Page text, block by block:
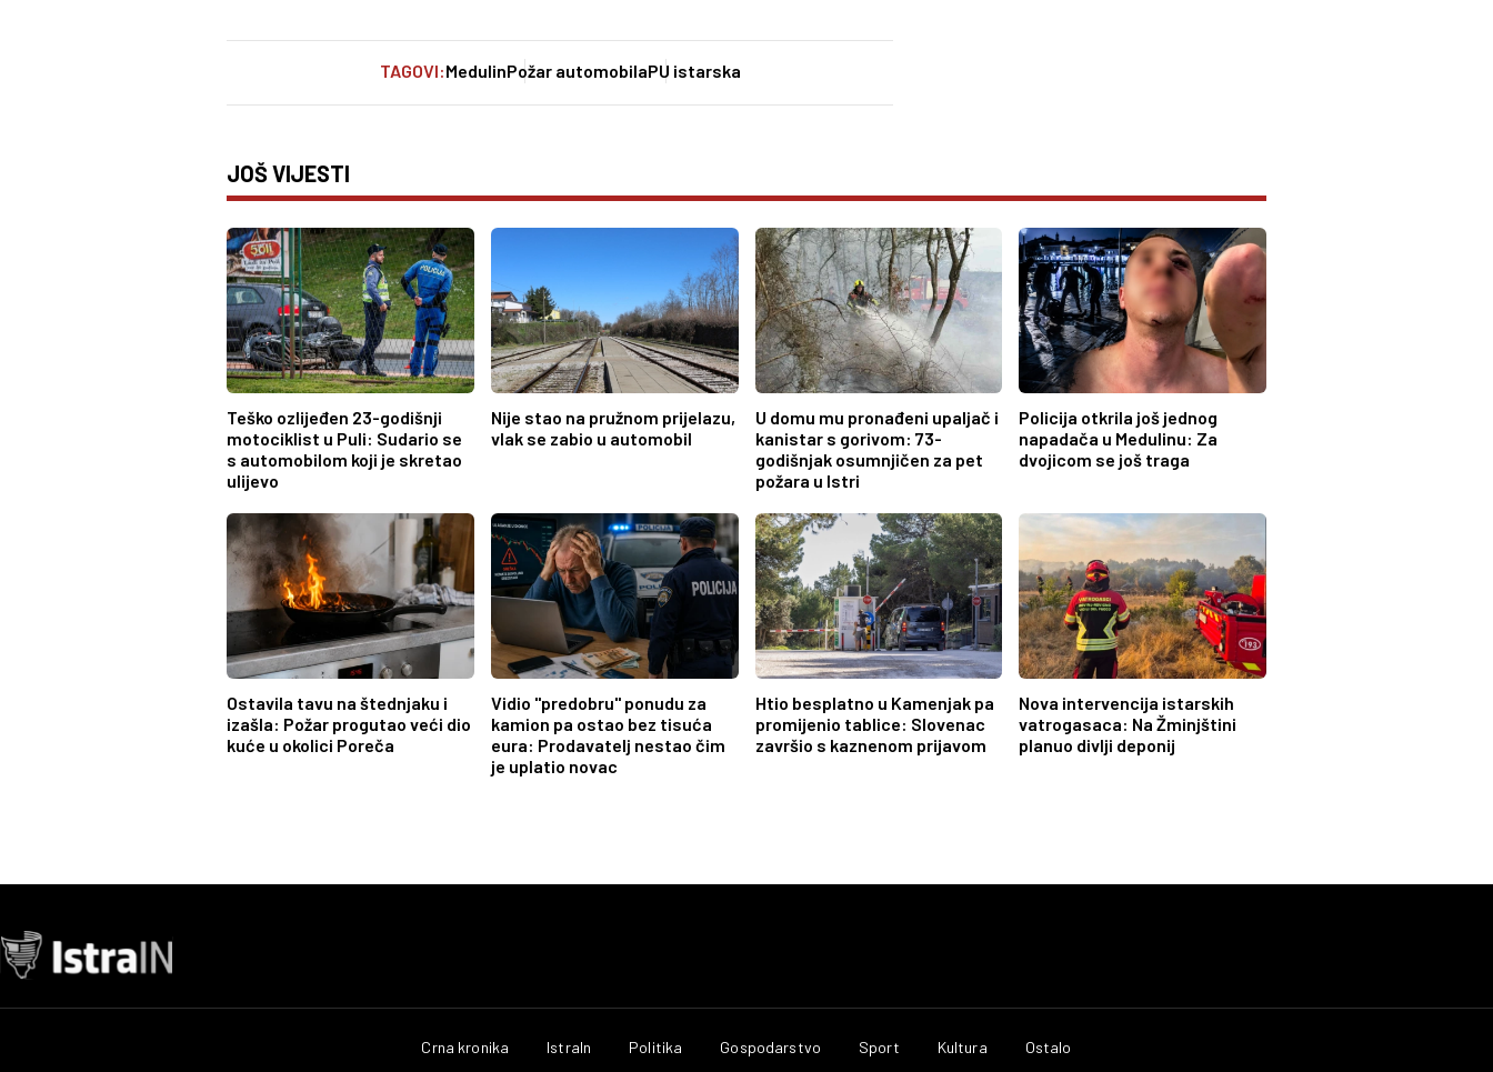
TAGOVI:MedulinPožar automobilaPU istarska
JOŠ VIJESTI
Teško ozlijeđen 23-godišnji
motociklist u Puli: Sudario se
s automobilom koji je skretao
ulijevo
Nije stao na pružnom prijelazu,
vlak se zabio u automobil
U domu mu pronađeni upaljač i
kanistar s gorivom: 73-
godišnjak osumnjičen za pet
požara u Istri
Policija otkrila još jednog
napadača u Medulinu: Za
dvojicom se još traga
Ostavila tavu na štednjaku i
izašla: Požar progutao veći dio
kuće u okolici Poreča
Vidio "predobru" ponudu za
kamion pa ostao bez tisuća
eura: Prodavatelj nestao čim
je uplatio novac
Htio besplatno u Kamenjak pa
promijenio tablice: Slovenac
završio s kaznenom prijavom
Nova intervencija istarskih
vatrogasaca: Na Žminjštini
planuo divlji deponij
Crna kronika IstraIn Politika Gospodarstvo Sport Kultura Ostalo